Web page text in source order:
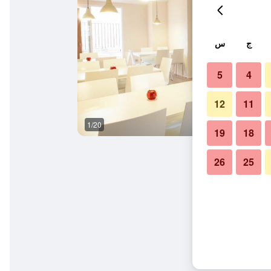
1/20
ج س
4
5
11
12
18
19
25
26